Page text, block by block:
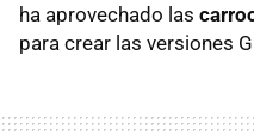
ha aprovechado las
para crear las versiones